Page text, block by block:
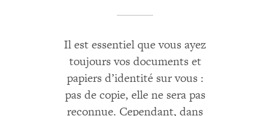
Il est essentiel que vous ayez
toujours vos documents et
papiers d’identité sur vous :
pas de copie, elle ne sera pas
reconnue. Cependant, dans